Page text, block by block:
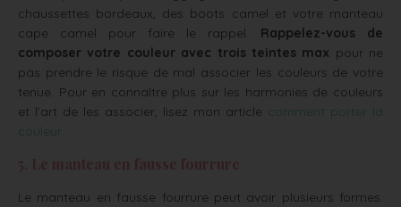
chaussettes bordeaux, des boots camel et votre manteau
cape camel pour faire le rappel. Rappelez-vous de
composer votre couleur avec trois teintes max pour ne
pas prendre le risque de mal associer les couleurs de votre
tenue. Pour en connaître plus sur les harmonies de couleurs
et l’art de les associer, lisez mon article comment porter la
couleur.
Le manteau en fausse fourrure peut avoir plusieurs formes.